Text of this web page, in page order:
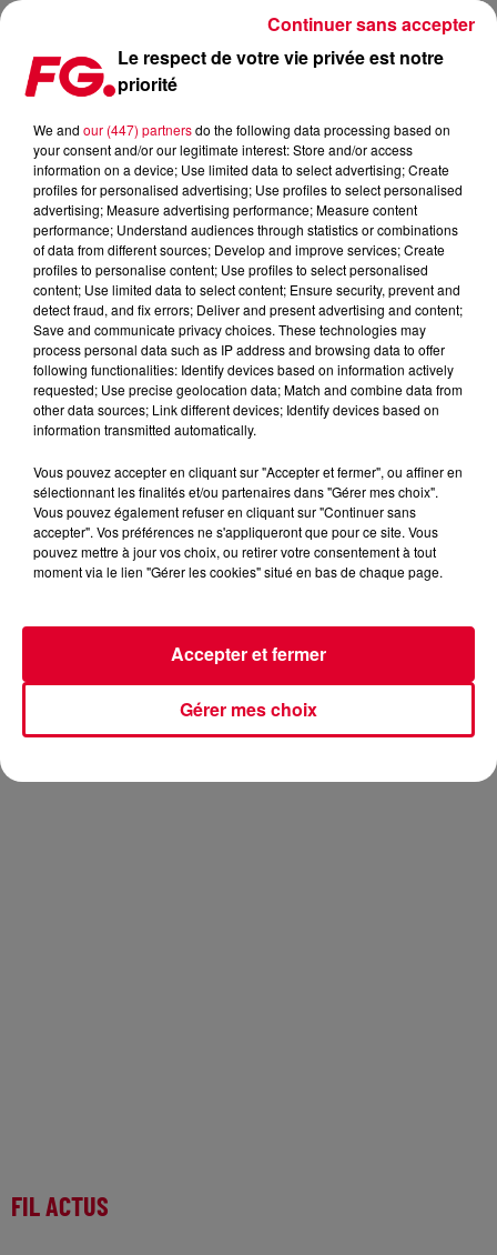
ALESSO & DILLON FRANCIS SORTENT TAKE MY BREATH AWAY
Publié : 21 octobre 2016 à 10h02 par La rédaction
travers certains festivals. MaisTake My Breath Awayest
bien disponible à partir d’aujourd’hui. C’est le fruit d’une
collaboration entre deux DJs réputés :
. Nul ne sait en revanche qui signe le vocal du
morceau que l’on vous propose de découvrir aujourd’hui :
FIL ACTUS
Le respect de votre vie privée est notre
priorité
We and our (447) partnersdo the following data processing based on
your consent and/or our legitimate interest: Store and/or access
information on a device; Use limited data to select advertising; Create
profiles for personalised advertising; Use profiles to select personalised
advertising; Measure advertising performance; Measure content
performance; Understand audiences through statistics or combinations
of data from different sources; Develop and improve services; Create
profiles to personalise content; Use profiles to select personalised
content; Use limited data to select content; Ensure security, prevent and
detect fraud, and fix errors; Deliver and present advertising and content;
Save and communicate privacy choices. These technologies may
process personal data such as IP address and browsing data to offer
following functionalities: Identify devices based on information actively
requested; Use precise geolocation data; Match and combine data from
other data sources; Link different devices; Identify devices based on
information transmitted automatically.
Vous pouvez accepter en cliquant sur "Accepter et fermer", ou affiner en
sélectionnant les finalités et/ou partenaires dans "Gérer mes choix".
Vous pouvez également refuser en cliquant sur "Continuer sans
accepter". Vos préférences ne s'appliqueront que pour ce site. Vous
pouvez mettre à jour vos choix, ou retirer votre consentement à tout
moment via le lien "Gérer les cookies" situé en bas de chaque page.
Gérer mes choix
Accepter et fermer
Continuer sans accepter